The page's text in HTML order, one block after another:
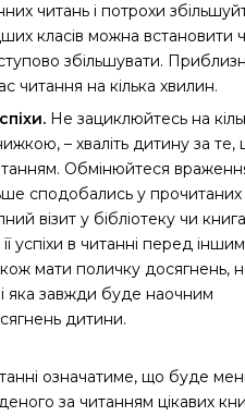
читань і потрохи
класів можна встановити
збільшувати.
читання на кілька хвилин.
Не зациклюйтесь на
– хваліть дитину за те,
Обмінюйтеся
сподобались у прочитаних
візит у бібліотеку чи
успіхи в читанні перед
мати поличку досягнень,
яка завжди буде наочним
дитини.
означатиме, що буде
за читанням цікавих